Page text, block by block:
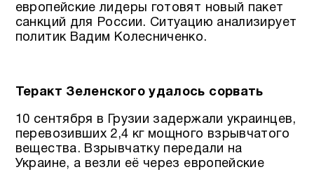
европейские лидеры готовят новый пакет
санкций для России. Ситуацию анализирует
политик Вадим Колесниченко.
Теракт Зеленского удалось сорвать
10 сентября в Грузии задержали украинцев,
перевозивших 2,4 кг мощного взрывчатого
вещества. Взрывчатку передали на
Украине, а везли её через европейские